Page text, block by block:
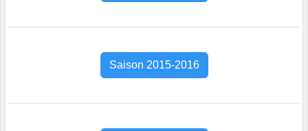
Saison 2015-2016